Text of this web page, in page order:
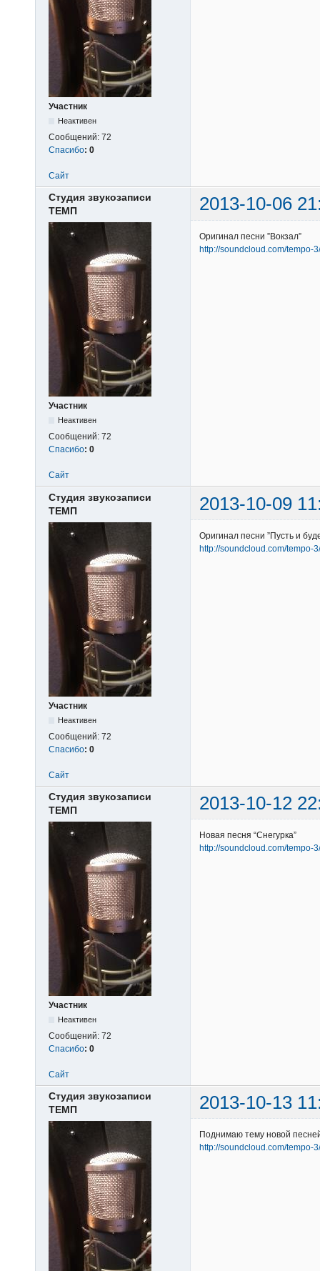
Участник
Неактивен
Сообщений: 72
Спасибо: 0
Сайт
Студия звукозаписи
ТЕМП
2013-10-06
Участник
Неактивен
Сообщений: 72
Спасибо: 0
Оригинал песни ”Вокзал”
http://soundcloud.com/tempo-
Сайт
Студия звукозаписи
ТЕМП
2013-10-09
Участник
Неактивен
Сообщений: 72
Спасибо: 0
Оригинал песни ”Пусть и
http://soundcloud.com/tempo-
Сайт
Студия звукозаписи
ТЕМП
2013-10-12
Участник
Неактивен
Сообщений: 72
Спасибо: 0
Новая песня “Снегурка”
http://soundcloud.com/tempo-
Сайт
Студия звукозаписи
ТЕМП
2013-10-13
Поднимаю тему новой
http://soundcloud.com/tempo-